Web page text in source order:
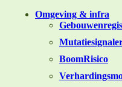
Omgeving & infra
BoomRisico